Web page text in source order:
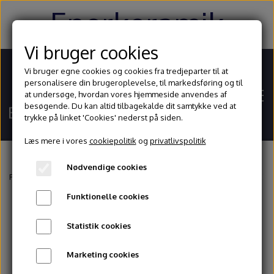
Enerkeramik
Blog
Forside
Vi bruger cookies
Vi bruger egne cookies og cookies fra tredjeparter til at
personalisere din brugeroplevelse, til markedsføring og til
at undersøge, hvordan vores hjemmeside anvendes af
besøgende. Du kan altid tilbagekalde dit samtykke ved at
trykke på linket 'Cookies' nederst på siden.
Læs mere i vores cookiepolitik og privatlivspolitik
Nødvendige cookies
Funktionelle cookies
Statistik cookies
Marketing cookies